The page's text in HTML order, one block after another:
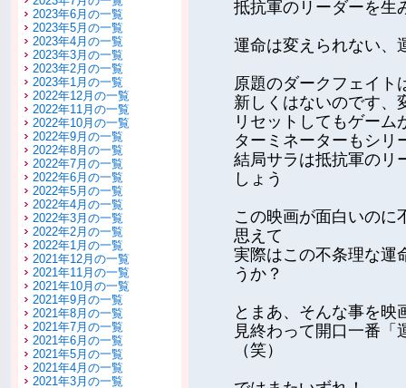
2023年6月の一覧
2023年5月の一覧
2023年4月の一覧
2023年3月の一覧
2023年2月の一覧
2023年1月の一覧
2022年12月の一覧
2022年11月の一覧
2022年10月の一覧
2022年9月の一覧
2022年8月の一覧
2022年7月の一覧
2022年6月の一覧
2022年5月の一覧
2022年4月の一覧
2022年3月の一覧
2022年2月の一覧
2022年1月の一覧
2021年12月の一覧
2021年11月の一覧
2021年10月の一覧
2021年9月の一覧
2021年8月の一覧
2021年7月の一覧
2021年6月の一覧
2021年5月の一覧
2021年4月の一覧
2021年3月の一覧
抵抗軍のリーダーを生
運命は変えられない、
原題のダークフェイト
新しくはないのです、
リセットしてもゲーム
ターミネーターもシリ
結局サラは抵抗軍のリ
しょう
この映画が面白いのに
思えて
実際はこの不条理な運
うか？
とまあ、そんな事を映
見終わって開口一番「
（笑）